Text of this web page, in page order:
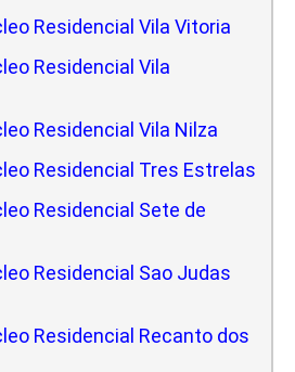
Residencial Vila Vitoria
Residencial Vila
Residencial Vila Nilza
Residencial Tres Estrelas
Residencial Sete de
Residencial Sao Judas
Residencial Recanto dos